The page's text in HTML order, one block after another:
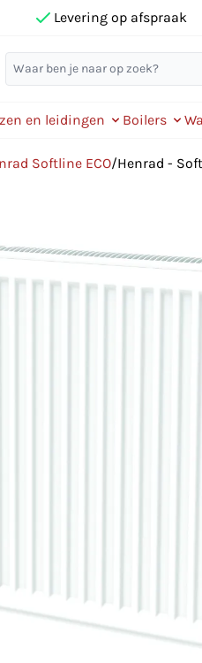
Levering op afspraak
en leidingen Boilers
Softline ECO/Henrad -